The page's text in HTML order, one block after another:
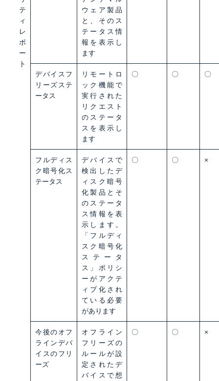
テ
ィ
レ
ポ
ー
ト
ウェア製品
と、そのス
テータス情
報を表示し
ます
デバイスフ
リーズステ
ータス
リモートロ
ック機能で
実行された
リクエスト
のステータ
スを表示し
ます
〇 〇 〇
フルディス
ク暗号化ス
テータス
デバイスで
検出したデ
ィスク暗号
化製品とそ
のステータ
ス情報を表
示します。
「フルディ
スク暗号化
ステータ
ス」ポリシ
ーがアクテ
ィブ化され
ている必要
があります
〇 〇 ×
今後のオフ
ラインデバ
イスのフリ
ーズ
オフライン
フリーズの
ルールが設
定されたデ
バイスで想
〇 〇 ×